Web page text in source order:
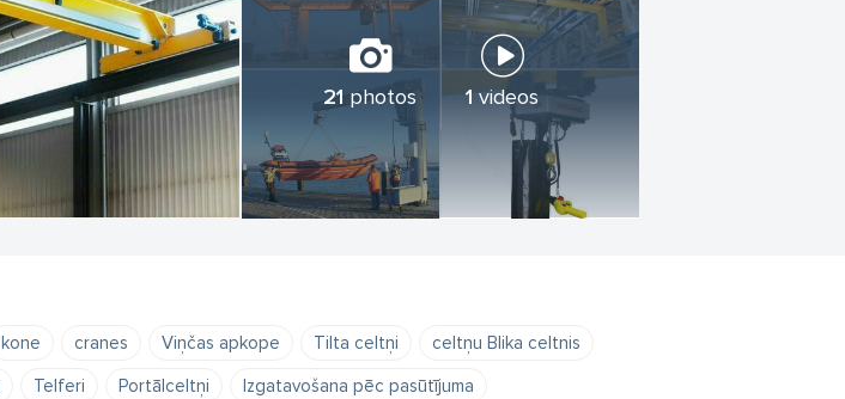
21 photos 1videos
kone cranes Viņčas apkope Tilta celtņi
celtņu Blika celtnis
Telferi Portālceltņi
Izgatavošana pēc pasūtījuma